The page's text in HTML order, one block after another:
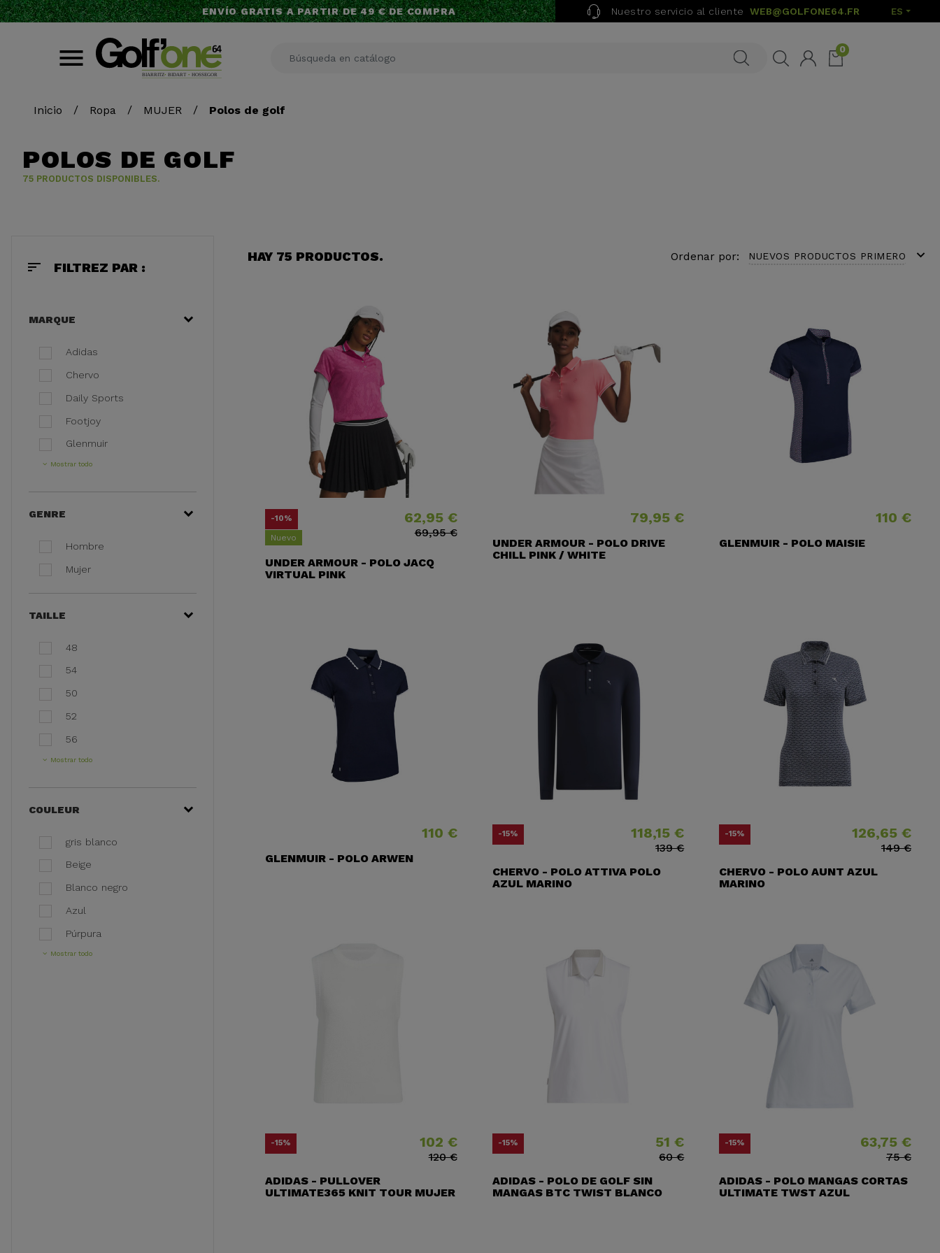
ENVÍO GRATIS A PARTIR DE 49 € DE COMPRA Nuestro servicio al cliente WEB@GOLFONE64.FR ES
0
Inicio Ropa MUJER Polos de golf
POLOS DE GOLF
75 PRODUCTOS DISPONIBLES.
sort FILTREZ PAR :
MARQUE
Adidas
Chervo
Daily Sports
Footjoy
Glenmuir
Mostrar todo
GENRE
Hombre
Mujer
TAILLE
48
54
50
52
56
Mostrar todo
COULEUR
gris blanco
Beige
Blanco negro
Azul
Púrpura
Mostrar todo
HAY 75 PRODUCTOS. Ordenar por: NUEVOS PRODUCTOS PRIMERO expand_more
-10%
Nuevo
62,95 €
Precio base
69,95 €
UNDER ARMOUR - POLO JACQ
VIRTUAL PINK
Precio
79,95 €
UNDER ARMOUR - POLO DRIVE
CHILL PINK / WHITE
Precio
110 €
GLENMUIR - POLO MAISIE
Precio
110 €
GLENMUIR - POLO ARWEN
-15% Precio118,15 €
Precio base
139 €
CHERVO - POLO ATTIVA POLO
AZUL MARINO
-15% Precio126,65 €
Precio base
149 €
CHERVO - POLO AUNT AZUL
MARINO
-15% Precio102 €
Precio base
120 €
ADIDAS - PULLOVER
ULTIMATE365 KNIT TOUR MUJER
-15% Precio51 €
Precio base
60 €
ADIDAS - POLO DE GOLF SIN
MANGAS BTC TWIST BLANCO
-15% Precio63,75 €
Precio base
75 €
ADIDAS - POLO MANGAS CORTAS
ULTIMATE TWST AZUL